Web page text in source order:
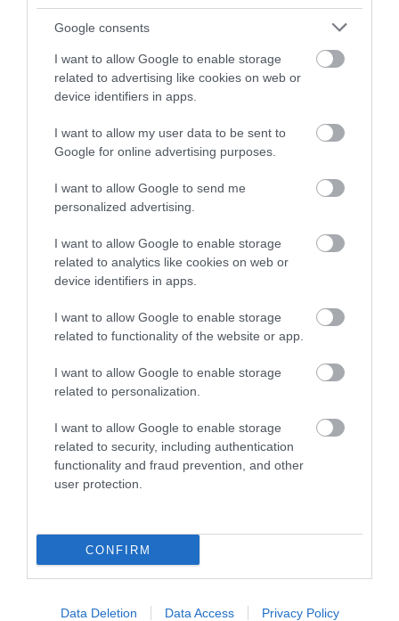
Google consents
I want to allow Google to enable storage
related to advertising like cookies on web or
device identifiers in apps.
I want to allow my user data to be sent to
Google for online advertising purposes.
I want to allow Google to send me
personalized advertising.
I want to allow Google to enable storage
related to analytics like cookies on web or
device identifiers in apps.
I want to allow Google to enable storage
related to functionality of the website or app.
I want to allow Google to enable storage
related to personalization.
I want to allow Google to enable storage
related to security, including authentication
functionality and fraud prevention, and other
user protection.
CONFIRM
Data Deletion Data Access Privacy Policy
Σε κάθε περίπτωση, θα πρέπει να γίνει
σαφές ότι είναι η κατάλληλη περίοδος για τη
ρύθμιση των δανείων, καθώς παράλληλα
τρέχουν και οι 240-420 δόσεις για τη
ρύθμιση όλων των οφειλών με τον Ν.
4738/2020 και ο νέος πτωχευτικός κώδικας.
Ακολουθήστε τοfoodlife.gr στο Google
Newsκαι μάθετε πρώτοι όλες τις ειδήσεις
ΠΕΡΙΣΣΟΤΕΡA
05.08.2026